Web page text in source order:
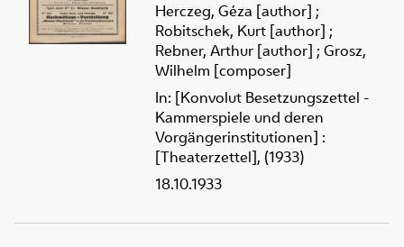
Herczeg, Géza [author] ;
Robitschek, Kurt [author] ;
Rebner, Arthur [author] ; Grosz,
Wilhelm [composer]
In: [Konvolut Besetzungszettel -
Kammerspiele und deren
Vorgängerinstitutionen] :
[Theaterzettel], (1933)
18.10.1933